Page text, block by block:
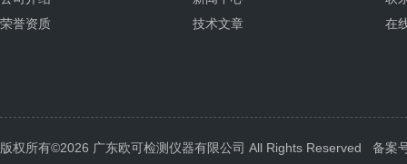
荣誉资质
技术文章
在
版权所有©2026 广东欧可检测仪器有限公司 All Rights Reserved 备案